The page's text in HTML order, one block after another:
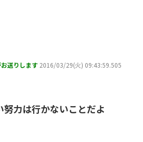
送りします 2016/03/29(火) 09:43:59.505
力は行かないことだよ